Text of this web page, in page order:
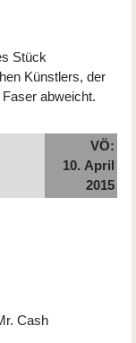
Stück
Künstlers, der
abweicht.
VÖ:
10. April
2015
Cash